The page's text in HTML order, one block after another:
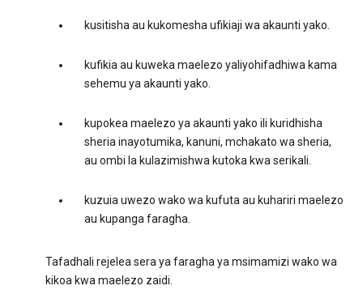
kusitisha au kukomesha ufikiaji wa akaunti yako.
kufikia au kuweka maelezo yaliyohifadhiwa kama
sehemu ya akaunti yako.
kupokea maelezo ya akaunti yako ili kuridhisha
sheria inayotumika, kanuni, mchakato wa sheria,
au ombi la kulazimishwa kutoka kwa serikali.
kuzuia uwezo wako wa kufuta au kuhariri maelezo
au kupanga faragha.
Tafadhali rejelea sera ya faragha ya msimamizi wako wa
kikoa kwa maelezo zaidi.